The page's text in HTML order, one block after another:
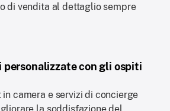
di vendita al dettaglio sempre
personalizzate con gli ospiti
camera e servizi di concierge